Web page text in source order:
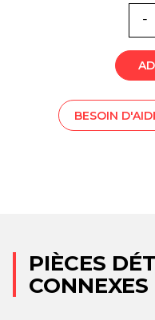
SS1-
BESOIN
PIÈCES
CONNEXES